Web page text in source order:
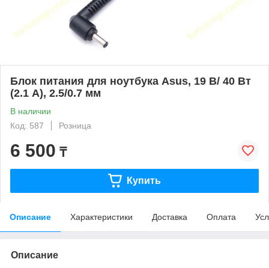
Блок питания для ноутбука Asus, 19 В/ 40 Вт
(2.1 А), 2.5/0.7 мм
В наличии
Код: 587
Розница
6 500 ₸
Купить
Описание Характеристики Доставка Оплата
Описание